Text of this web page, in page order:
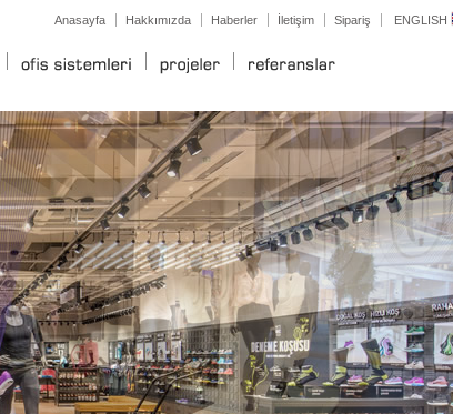
Anasayfa Hakkımızda Haberler İletişim Sipariş ENGLISH